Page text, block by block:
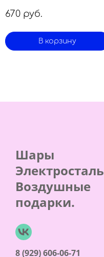
670 руб.
В корзину
Шары
Электросталь
Воздушные
подарки.
8 (929) 606-06-71